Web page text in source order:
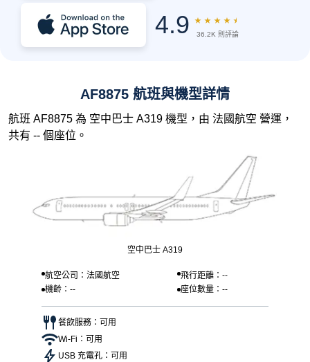
4.9 ★ ★ ★ ★ ★
36.2K 則評論
AF8875 航班與機型詳情
航班 AF8875 為 空中巴士 A319 機型，由 法國航空 營運，
共有 -- 個座位。
空中巴士 A319
航空公司：法國航空
飛行距離：--
機齡：--
座位數量：--
餐飲服務：可用
Wi-Fi：可用
USB 充電孔：可用